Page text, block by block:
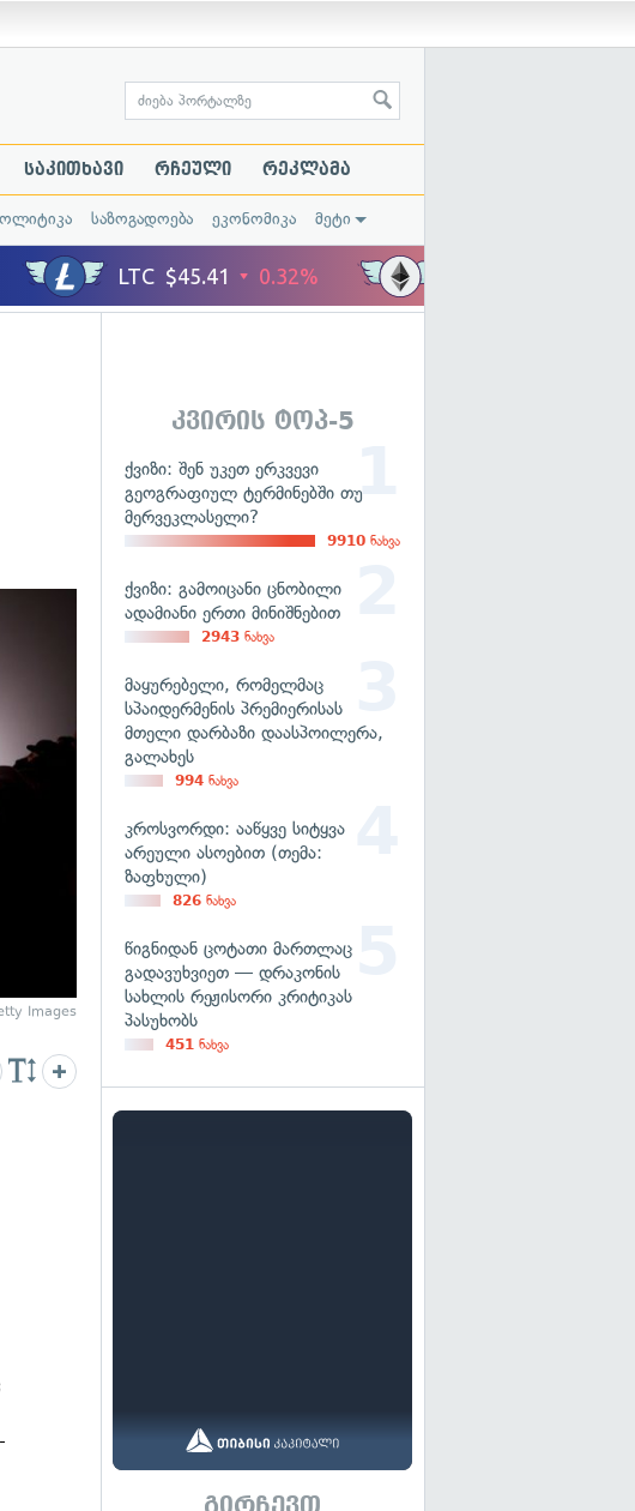
საკითხავი რჩეული რეკლამა
საზოგადოება ეკონომიკა მეტი
Images
კვირის ტოპ-5
ქვიზი: შენ უკეთ ერკვევი
გეოგრაფიულ ტერმინებში თუ
მერვეკლასელი?
9910 ნახვა
ქვიზი: გამოიცანი ცნობილი
ადამიანი ერთი მინიშნებით
2943 ნახვა
მაყურებელი, რომელმაც
სპაიდერმენის პრემიერისას
მთელი დარბაზი დაასპოილერა,
გალახეს
994 ნახვა
კროსვორდი: ააწყვე სიტყვა
არეული ასოებით (თემა:
ზაფხული)
826 ნახვა
წიგნიდან ცოტათი მართლაც
გადავუხვიეთ — დრაკონის
სახლის რეჟისორი კრიტიკას
პასუხობს
451 ნახვა